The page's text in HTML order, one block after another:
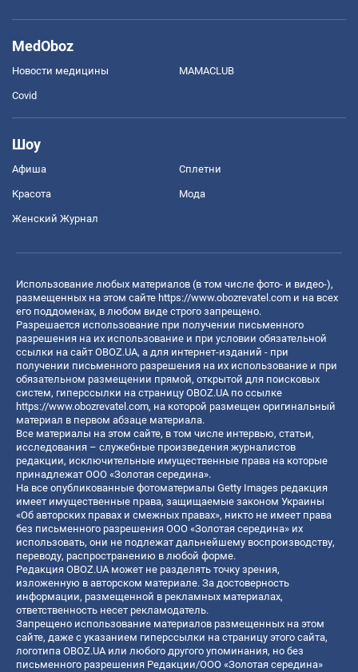
MedOboz
Новости медицины MAMACLUB
Covid
Шоу
Афиша Сплетни
Красота Мода
Женский Журнал
Использование любых материалов (в том числе фото- и видео-),
размещенных на этом сайте https://www.obozrevatel.com и на всех
его поддоменах, в любом виде строго запрещено.
Разрешается использование при получении письменного
разрешения на их использование и при условии обязательной
ссылки на сайт OBOZ.UA, а для интернет-изданий - при
получении письменного разрешения на их использование и при
обязательном размещении прямой, открытой для поисковых
систем, гиперссылки на страницу OBOZ.UA по ссылке
https://www.obozrevatel.com, на которой размещен оригинальный
материал в первом абзаце материала.
Все материалы на этом сайте, в том числе интервью, статьи,
исследования – служебные произведения журналистов
редакции, исключительные имущественные права на которые
принадлежат ООО «Золотая середина».
На все опубликованные фотоматериалы Getty Images редакция
имеет имущественные права, защищаемые законом Украины
«Об авторских правах и смежных правах», никто не имеет права
без письменного разрешения ООО «Золотая середина» их
использовать, они не подлежат дальнейшему воспроизводству,
переводу, распространению в любой форме.
Редакция OBOZ.UA может не разделять точку зрения,
изложенную в авторском материале. За достоверность
информации, размещенной в рекламных материалах,
ответственность несет рекламодатель.
Запрещено использование материалов размещенных на этом
сайте, даже с указанием гиперссылки на страницу этого сайта,
логотипа OBOZ.UA или любого другого упоминания, но без
письменного разрешения Редакции/ООО «Золотая середина»